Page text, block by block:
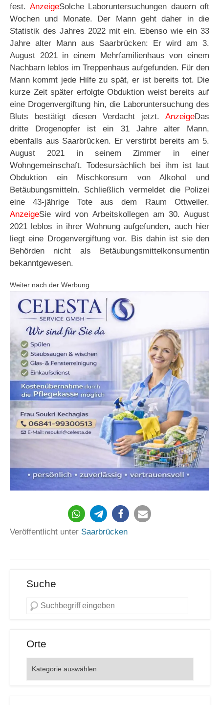
fest. AnzeigeSolche Laboruntersuchungen dauern oft
Wochen und Monate. Der Mann geht daher in die
Statistik des Jahres 2022 mit ein. Ebenso wie ein 33
Jahre alter Mann aus Saarbrücken: Er wird am 3.
August 2021 in einem Mehrfamilienhaus von einem
Nachbarn leblos im Treppenhaus aufgefunden. Für den
Mann kommt jede Hilfe zu spät, er ist bereits tot. Die
kurze Zeit später erfolgte Obduktion weist bereits auf
eine Drogenvergiftung hin, die Laboruntersuchung des
Bluts bestätigt diesen Verdacht jetzt. AnzeigeDas
dritte Drogenopfer ist ein 31 Jahre alter Mann,
ebenfalls aus Saarbrücken. Er verstirbt bereits am 5.
August 2021 in seinem Zimmer in einer
Wohngemeinschaft. Todesursächlich bei ihm ist laut
Obduktion ein Mischkonsum von Alkohol und
Betäubungsmitteln. Schließlich vermeldet die Polizei
eine 43-jährige Tote aus dem Raum Ottweiler.
AnzeigeSie wird von Arbeitskollegen am 30. August
2021 leblos in ihrer Wohnung aufgefunden, auch hier
liegt eine Drogenvergiftung vor. Bis dahin ist sie den
Behörden nicht als Betäubungsmittelkonsumentin
bekanntgewesen.
Weiter nach der Werbung
49
Veröffentlicht unter Saarbrücken
Suche
Orte